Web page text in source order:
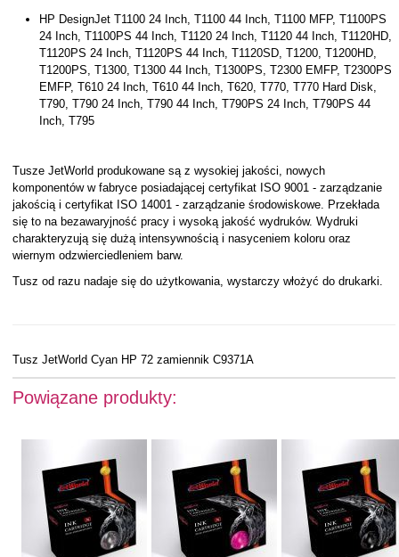
HP DesignJet T1100 24 Inch, T1100 44 Inch, T1100 MFP, T1100PS
24 Inch, T1100PS 44 Inch, T1120 24 Inch, T1120 44 Inch, T1120HD,
T1120PS 24 Inch, T1120PS 44 Inch, T1120SD, T1200, T1200HD,
T1200PS, T1300, T1300 44 Inch, T1300PS, T2300 EMFP, T2300PS
EMFP, T610 24 Inch, T610 44 Inch, T620, T770, T770 Hard Disk,
T790, T790 24 Inch, T790 44 Inch, T790PS 24 Inch, T790PS 44
Inch, T795
Tusze JetWorld produkowane są z wysokiej jakości, nowych
komponentów w fabryce posiadającej certyfikat ISO 9001 - zarządzanie
jakością i certyfikat ISO 14001 - zarządzanie środowiskowe. Przekłada
się to na bezawaryjność pracy i wysoką jakość wydruków. Wydruki
charakteryzują się dużą intensywnością i nasyceniem koloru oraz
wiernym odzwierciedleniem barw.
Tusz od razu nadaje się do użytkowania, wystarczy włożyć do drukarki.
Tusz JetWorld Cyan HP 72 zamiennik C9371A
Powiązane produkty: